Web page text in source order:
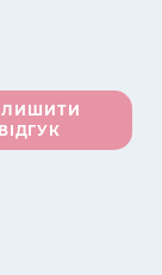
ВІДГУК